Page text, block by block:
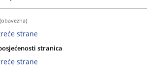
(obavezna)
strane
stranica
strane